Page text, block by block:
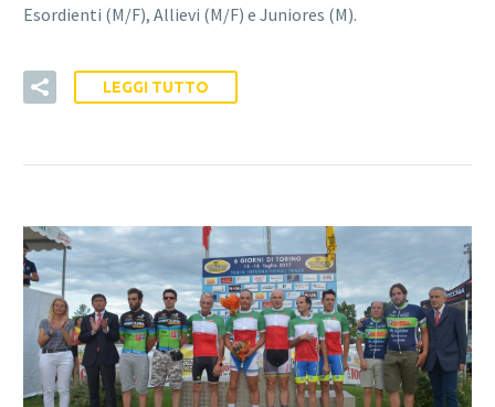
Esordienti (M/F), Allievi (M/F) e Juniores (M).
LEGGI TUTTO